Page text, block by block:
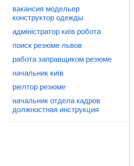
вакансия модельер
конструктор одежды
адміністратор київ робота
поиск резюме львов
работа заправщиком резюме
начальник київ
ріелтор резюме
начальник отдела кадров
должностная инструкция